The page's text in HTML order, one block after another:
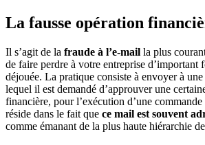
La fausse opération
Il s’agit de la fraude à l’e-mail la plus
de faire perdre à votre entreprise d’important
déjouée. La pratique consiste à envoyer à
lequel il est demandé d’approuver une
financière, pour l’exécution d’une
réside dans le fait que ce mail est souvent
comme émanant de la plus haute hiérarchie